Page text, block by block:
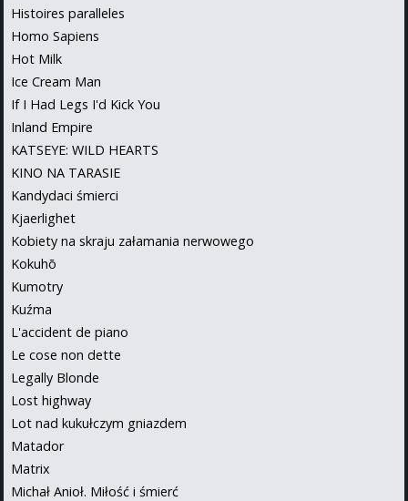
Histoires paralleles
Homo Sapiens
Hot Milk
Ice Cream Man
If I Had Legs I'd Kick You
Inland Empire
KATSEYE: WILD HEARTS
KINO NA TARASIE
Kandydaci śmierci
Kjaerlighet
Kobiety na skraju załamania nerwowego
Kokuhō
Kumotry
Kuźma
L'accident de piano
Le cose non dette
Legally Blonde
Lost highway
Lot nad kukułczym gniazdem
Matador
Matrix
Michał Anioł. Miłość i śmierć